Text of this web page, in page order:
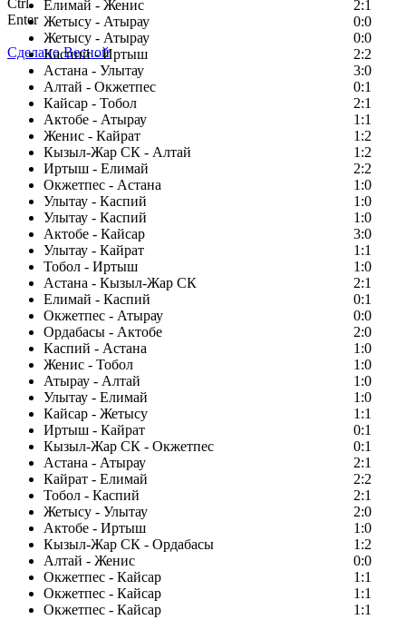
Елимай - Женис
2:1
Жетысу - Атырау
0:0
Жетысу - Атырау
0:0
Каспий - Иртыш
2:2
Астана - Улытау
3:0
Алтай - Окжетпес
0:1
Кайсар - Тобол
2:1
Актобе - Атырау
1:1
Женис - Кайрат
1:2
Кызыл-Жар СК - Алтай
1:2
Иртыш - Елимай
2:2
Окжетпес - Астана
1:0
Улытау - Каспий
1:0
Улытау - Каспий
1:0
Актобе - Кайсар
3:0
Улытау - Кайрат
1:1
Тобол - Иртыш
1:0
Астана - Кызыл-Жар СК
2:1
Елимай - Каспий
0:1
Окжетпес - Атырау
0:0
Ордабасы - Актобе
2:0
Каспий - Астана
1:0
Женис - Тобол
1:0
Атырау - Алтай
1:0
Улытау - Елимай
1:0
Кайсар - Жетысу
1:1
Иртыш - Кайрат
0:1
Кызыл-Жар СК - Окжетпес
0:1
Астана - Атырау
2:1
Кайрат - Елимай
2:2
Тобол - Каспий
2:1
Жетысу - Улытау
2:0
Актобе - Иртыш
1:0
Кызыл-Жар СК - Ордабасы
1:2
Алтай - Женис
0:0
Окжетпес - Кайсар
1:1
Окжетпес - Кайсар
1:1
Окжетпес - Кайсар
1:1
Ctrl
Enter
Сделано Весной